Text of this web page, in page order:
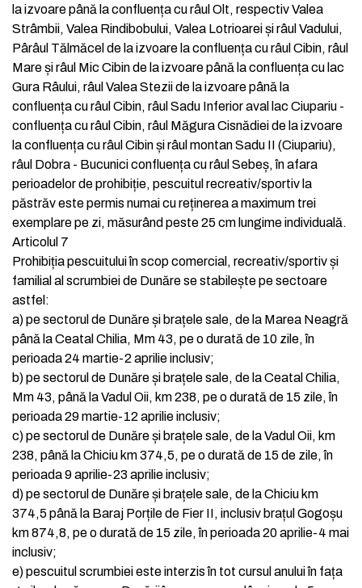
la izvoare până la confluența cu râul Olt, respectiv Valea
Strâmbii, Valea Rindibobului, Valea Lotrioarei și râul Vadului,
Pârâul Tălmăcel de la izvoare la confluența cu râul Cibin, râul
Mare și râul Mic Cibin de la izvoare până la confluența cu lac
Gura Râului, râul Valea Stezii de la izvoare până la
confluența cu râul Cibin, râul Sadu Inferior aval lac Ciupariu -
confluența cu râul Cibin, râul Măgura Cisnădiei de la izvoare
la confluența cu râul Cibin și râul montan Sadu II (Ciupariu),
râul Dobra - Bucunici confluența cu râul Sebeș, în afara
perioadelor de prohibiție, pescuitul recreativ/sportiv la
păstrăv este permis numai cu reținerea a maximum trei
exemplare pe zi, măsurând peste 25 cm lungime individuală.
Articolul 7
Prohibiția pescuitului în scop comercial, recreativ/sportiv și
familial al scrumbiei de Dunăre se stabilește pe sectoare
astfel:
a)pe sectorul de Dunăre și brațele sale, de la Marea Neagră
până la Ceatal Chilia, Mm 43, pe o durată de 10 zile, în
perioada 24 martie-2 aprilie inclusiv;
b)pe sectorul de Dunăre și brațele sale, de la Ceatal Chilia,
Mm 43, până la Vadul Oii, km 238, pe o durată de 15 zile, în
perioada 29 martie-12 aprilie inclusiv;
c)pe sectorul de Dunăre și brațele sale, de la Vadul Oii, km
238, până la Chiciu km 374,5, pe o durată de 15 de zile, în
perioada 9 aprilie-23 aprilie inclusiv;
d)pe sectorul de Dunăre și brațele sale, de la Chiciu km
374,5 până la Baraj Porțile de Fier II, inclusiv brațul Gogoșu
km 874,8, pe o durată de 15 zile, în perioada 20 aprilie-4 mai
inclusiv;
e)pescuitul scrumbiei este interzis în tot cursul anului în fața